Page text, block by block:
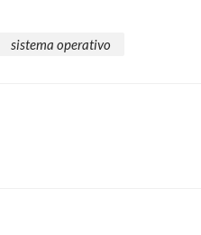
sistema operativo